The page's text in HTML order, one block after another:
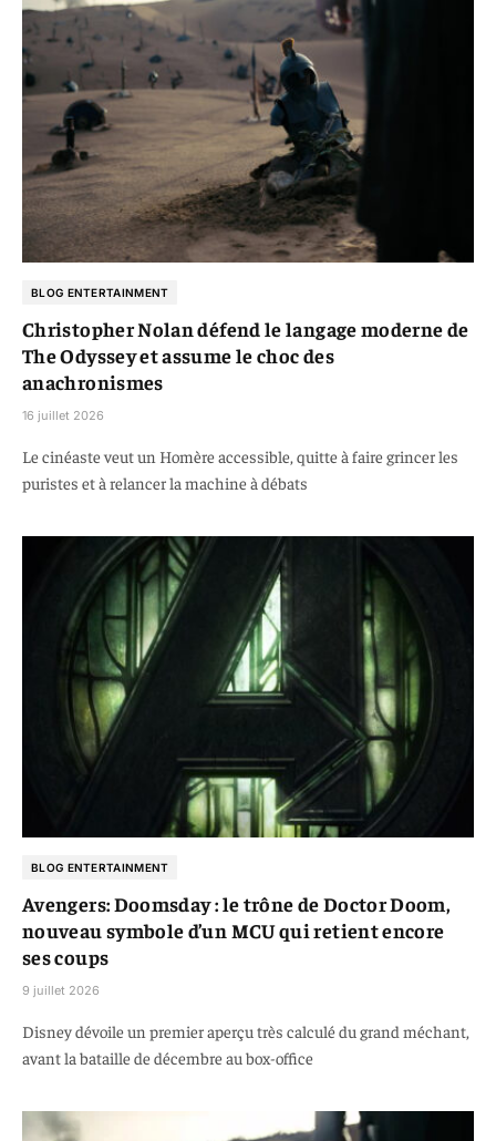
BLOG ENTERTAINMENT
Christopher Nolan défend le langage moderne de
The Odyssey et assume le choc des
anachronismes
16 juillet 2026
Le cinéaste veut un Homère accessible, quitte à faire grincer les
puristes et à relancer la machine à débats
BLOG ENTERTAINMENT
Avengers: Doomsday : le trône de Doctor Doom,
nouveau symbole d’un MCU qui retient encore
ses coups
9 juillet 2026
Disney dévoile un premier aperçu très calculé du grand méchant,
avant la bataille de décembre au box-office